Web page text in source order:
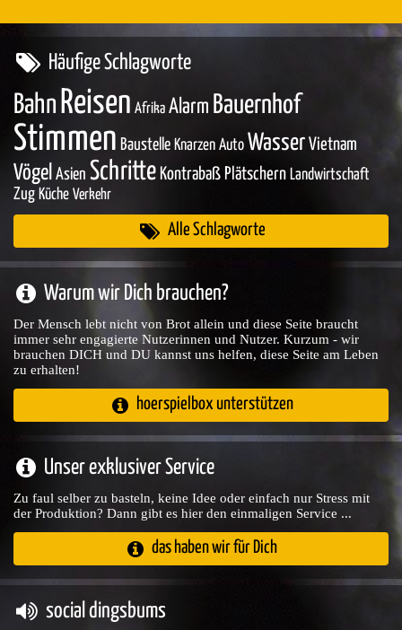
Häufige Schlagworte
Bahn Reisen Afrika Alarm Bauernhof
Stimmen Baustelle Knarzen Auto Wasser Vietnam
Vögel Asien Schritte Kontrabaß Plätschern Landwirtschaft
Zug Küche Verkehr
Alle Schlagworte
Warum wir Dich brauchen?
Der Mensch lebt nicht von Brot allein und diese Seite braucht
immer sehr engagierte Nutzerinnen und Nutzer. Kurzum - wir
brauchen DICH und DU kannst uns helfen, diese Seite am Leben
zu erhalten!
hoerspielbox unterstützen
Unser exklusiver Service
Zu faul selber zu basteln, keine Idee oder einfach nur Stress mit
der Produktion? Dann gibt es hier den einmaligen Service ...
das haben wir für Dich
social dingsbums